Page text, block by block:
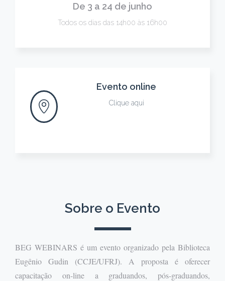
De 3 a 24 de junho
Todos os dias das 14h00 às 16h00
Evento online
Clique aqui
Sobre o Evento
BEG WEBINARS é um evento organizado pela Biblioteca
Eugênio Gudin (CCJE/UFRJ). A proposta é oferecer
capacitação on-line a graduandos, pós-graduandos,